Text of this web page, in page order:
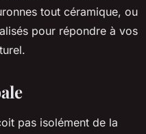
tout céramique, ou
pour répondre à vos
pas isolément de la